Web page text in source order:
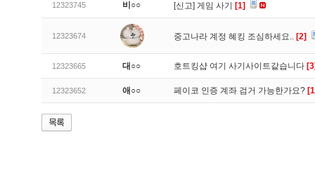
12323745 비○○ [신고] 게임 사기 [1]
12323674 중고나라 계정 혜킹 조심하세요.. [2]
12323665 대○○ 호트킹샵 여기 사기사이트같습니다 [3]
12323652 애○○ 페이코 인증 계좌 검거 가능한가요?